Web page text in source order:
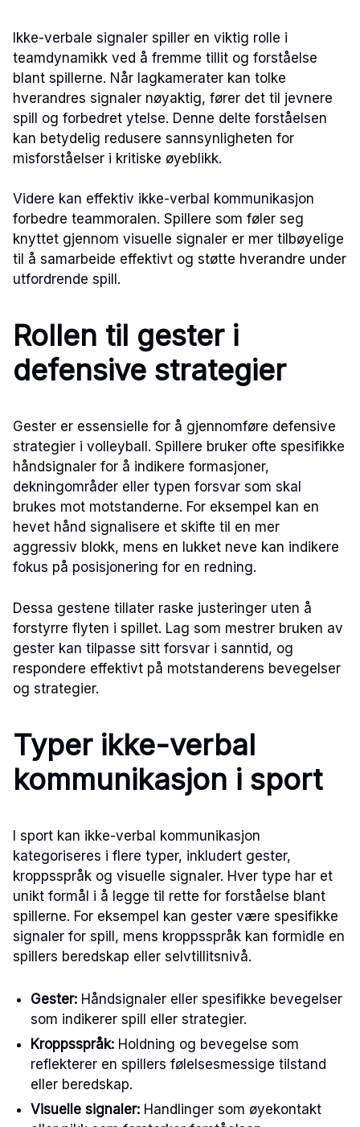
Ikke-verbale signaler spiller en viktig rolle i
teamdynamikk ved å fremme tillit og forståelse
blant spillerne. Når lagkamerater kan tolke
hverandres signaler nøyaktig, fører det til jevnere
spill og forbedret ytelse. Denne delte forståelsen
kan betydelig redusere sannsynligheten for
misforståelser i kritiske øyeblikk.
Videre kan effektiv ikke-verbal kommunikasjon
forbedre teammoralen. Spillere som føler seg
knyttet gjennom visuelle signaler er mer tilbøyelige
til å samarbeide effektivt og støtte hverandre under
utfordrende spill.
Rollen til gester i
defensive strategier
Gester er essensielle for å gjennomføre defensive
strategier i volleyball. Spillere bruker ofte spesifikke
håndsignaler for å indikere formasjoner,
dekningområder eller typen forsvar som skal
brukes mot motstanderne. For eksempel kan en
hevet hånd signalisere et skifte til en mer
aggressiv blokk, mens en lukket neve kan indikere
fokus på posisjonering for en redning.
Dessa gestene tillater raske justeringer uten å
forstyrre flyten i spillet. Lag som mestrer bruken av
gester kan tilpasse sitt forsvar i sanntid, og
respondere effektivt på motstanderens bevegelser
og strategier.
Typer ikke-verbal
kommunikasjon i sport
I sport kan ikke-verbal kommunikasjon
kategoriseres i flere typer, inkludert gester,
kroppsspråk og visuelle signaler. Hver type har et
unikt formål i å legge til rette for forståelse blant
spillerne. For eksempel kan gester være spesifikke
signaler for spill, mens kroppsspråk kan formidle en
spillers beredskap eller selvtillitsnivå.
Gester: Håndsignaler eller spesifikke bevegelser
som indikerer spill eller strategier.
Kroppsspråk: Holdning og bevegelse som
reflekterer en spillers følelsesmessige tilstand
eller beredskap.
Visuelle signaler: Handlinger som øyekontakt